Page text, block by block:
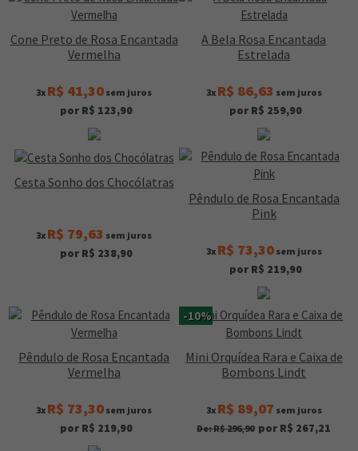
Cone Preto de Rosa Encantada
Vermelha
3x R$ 41,30 sem juros
por R$ 123,90
A Bela Rosa Encantada
Estrelada
3x R$ 86,63 sem juros
por R$ 259,90
Cesta Sonho dos Chocólatras
3x R$ 79,63 sem juros
por R$ 238,90
Pêndulo de Rosa Encantada
Pink
3x R$ 73,30sem juros
por R$ 219,90
Pêndulo de Rosa Encantada
Vermelha
3x R$ 73,30 sem juros
por R$ 219,90
-10%
Mini Orquídea Rara e Caixa de
Bombons Lindt
3x R$ 89,07 sem juros
De: R$ 296,90 por R$ 267,21